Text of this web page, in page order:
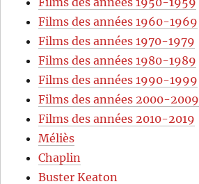
Films des années 1960-1969
Films des années 1970-1979
Films des années 1980-1989
Films des années 1990-1999
Films des années 2000-2009
Films des années 2010-2019
Méliès
Chaplin
Buster Keaton